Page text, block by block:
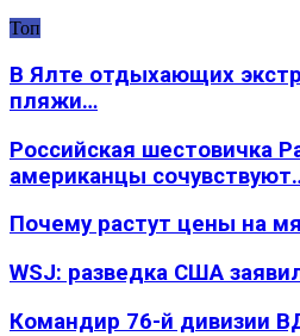
Топ
В Ялте отдыхающих
пляжи…
Российская шестовичка
американцы
Почему растут цены на
WSJ: разведка США
Командир 76-й дивизии